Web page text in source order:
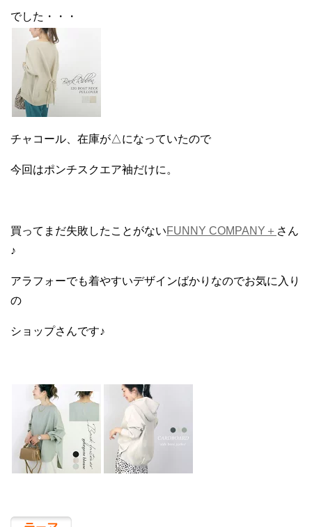
でした・・・
チャコール、在庫が△になっていたので
今回はポンチスクエア袖だけに。
買ってまだ失敗したことがないFUNNY COMPANY＋ さん
♪
アラフォーでも着やすいデザインばかりなのでお気に入り
の
ショップさんです♪